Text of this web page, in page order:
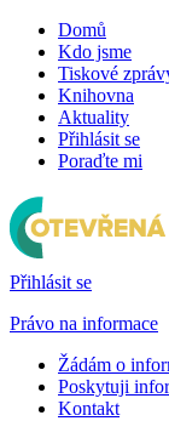
Domů
Kdo jsme
Tiskové
Knihovna
Aktuality
Přihlásit se
Poraďte mi
Přihlásit se
Právo na informace
Žádám o
Poskytuji
Kontakt